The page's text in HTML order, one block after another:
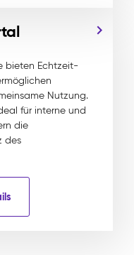
bieten Echtzeit-
Nutzung.
für interne und
die
des